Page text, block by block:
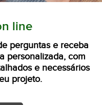
line
perguntas e receba
personalizada, com
e necessários
projeto.